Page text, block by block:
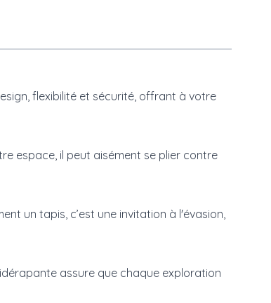
flexibilité et sécurité, offrant à votre
espace, il peut aisément se plier contre
un tapis, c’est une invitation à l'évasion,
assure que chaque exploration